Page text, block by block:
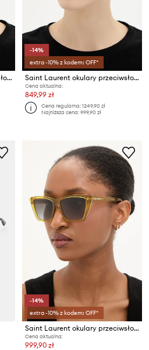
Saint Laurent okulary przeciwsłoneczne
-14%
extra -10% z kodem: OFF*
Saint Laurent okulary przeciwsłoneczne KATE THIN
Cena aktualna:
849,99 zł
Cena regularna:1249,90 zł
Najniższa cena:999,90 zł
-14%
extra -10% z kodem: OFF*
Saint Laurent okulary przeciwsłoneczne MICA
Cena aktualna:
999,90 zł